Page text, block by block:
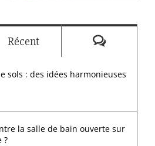
Récent
sols : des idées harmonieuses
la salle de bain ouverte sur
?